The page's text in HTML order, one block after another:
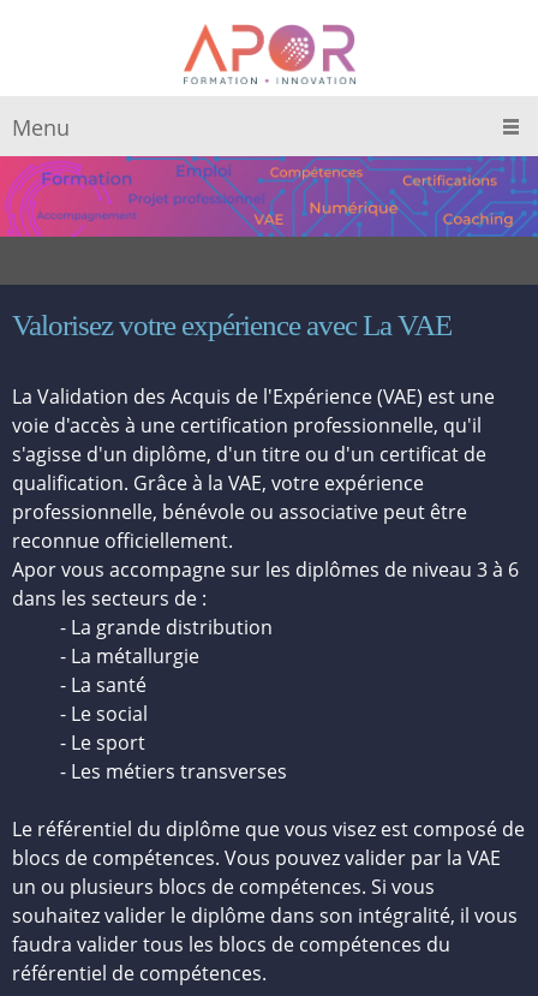
Menu
Valorisez votre expérience avec La VAE
La Validation des Acquis de l'Expérience (VAE) est une
voie d'accès à une certification professionnelle, qu'il
s'agisse d'un diplôme, d'un titre ou d'un certificat de
qualification. Grâce à la VAE, votre expérience
professionnelle, bénévole ou associative peut être
reconnue officiellement.
Apor vous accompagne sur les diplômes de niveau 3 à 6
dans les secteurs de :
- La grande distribution
- La métallurgie
- La santé
- Le social
- Le sport
- Les métiers transverses
Le référentiel du diplôme que vous visez est composé de
blocs de compétences. Vous pouvez valider par la VAE
un ou plusieurs blocs de compétences. Si vous
souhaitez valider le diplôme dans son intégralité, il vous
faudra valider tous les blocs de compétences du
référentiel de compétences.